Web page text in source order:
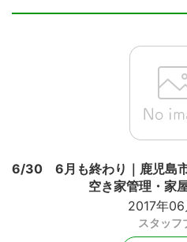
6/30 6月も終わり｜鹿児島市
空き家管理・家
2017年
スタッフ